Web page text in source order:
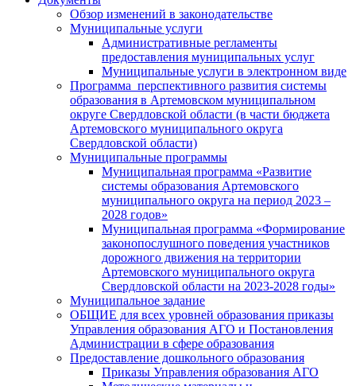
Обзор изменений в законодательстве
Муниципальные услуги
Административные регламенты
предоставления муниципальных услуг
Муниципальные услуги в электронном виде
Программа перспективного развития системы
образования в Артемовском муниципальном
округе Свердловской области (в части бюджета
Артемовского муниципального округа
Свердловской области)
Муниципальные программы
Муниципальная программа «Развитие
системы образования Артемовского
муниципального округа на период 2023 –
2028 годов»
Муниципальная программа «Формирование
законопослушного поведения участников
дорожного движения на территории
Артемовского муниципального округа
Свердловской области на 2023-2028 годы»
Муниципальное задание
ОБЩИЕ для всех уровней образования приказы
Управления образования АГО и Постановления
Администрации в сфере образования
Предоставление дошкольного образования
Приказы Управления образования АГО